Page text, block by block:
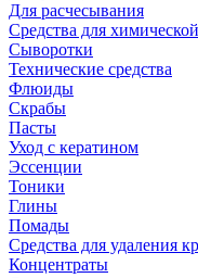
Для расчесывания
Средства для
Сыворотки
Технические средства
Флюиды
Скрабы
Пасты
Уход с кератином
Эссенции
Тоники
Глины
Помады
Средства для удаления
Концентраты